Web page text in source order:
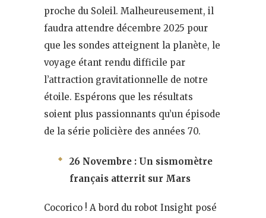
proche du Soleil. Malheureusement, il
faudra attendre décembre 2025 pour
que les sondes atteignent la planète, le
voyage étant rendu difficile par
l’attraction gravitationnelle de notre
étoile. Espérons que les résultats
soient plus passionnants qu’un épisode
de la série policière des années 70.
26 Novembre : Un sismomètre
français atterrit sur Mars
Cocorico ! A bord du robot Insight posé